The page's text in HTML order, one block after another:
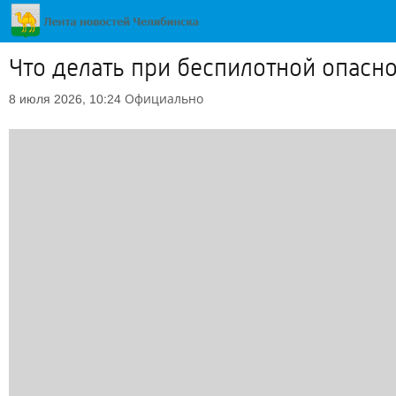
Что делать при беспилотной
8 июля 2026, 10:24 Официально